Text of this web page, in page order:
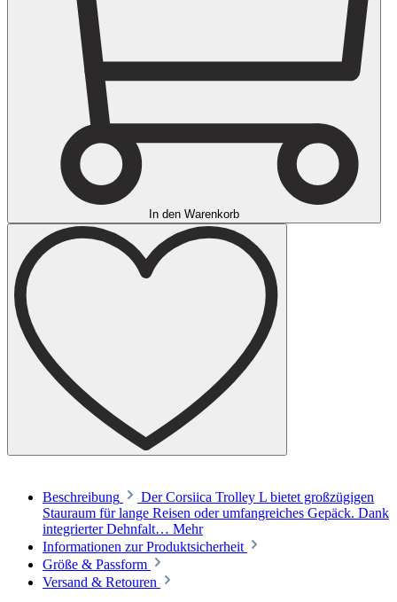
In den Warenkorb
Beschreibung
Der Corsiica Trolley L bietet großzügigen
Stauraum für lange Reisen oder umfangreiches Gepäck. Dank
integrierter Dehnfalt… Mehr
Informationen zur Produktsicherheit
Größe & Passform
Versand & Retouren